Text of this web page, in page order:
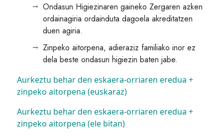
Ondasun Higiezinaren gaineko Zergaren azken
ordainagiria ordainduta dagoela akreditatzen
duen agiria.
Zinpeko aitorpena, adieraziz familiako inor ez
dela beste ondasun higiezin baten jabe.
Aurkeztu behar den eskaera-orriaren eredua +
zinpeko aitorpena (euskaraz)
Aurkeztu behar den eskaera-orriaren eredua +
zinpeko aitorpena (ele bitan)